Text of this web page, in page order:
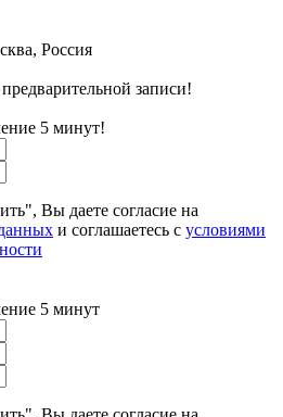
Россия
записи!
5 минут!
Вы даете согласие на
и соглашаетесь с условиями
5 минут